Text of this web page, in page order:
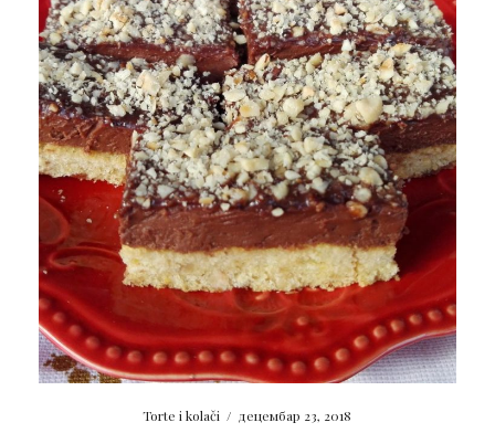
Torte i kolači / децембар 23, 2018